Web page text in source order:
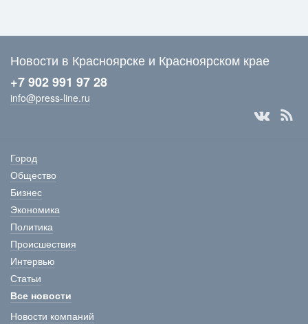
Новости в Красноярске и Красноярском крае
+7 902 991 97 28
info@press-line.ru
Город
Общество
Бизнес
Экономика
Политика
Происшествия
Интервью
Статьи
Все новости
Новости компаний